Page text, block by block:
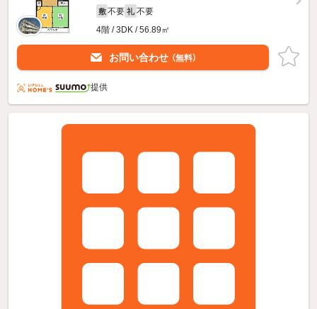
敷 不要 礼 不要
4階 / 3DK / 56.89㎡
お問い合わせ （無料）
提供